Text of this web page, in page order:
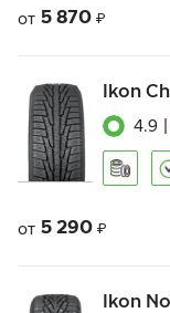
от 5 870 ₽
Ikon
4.9
от 5 290 ₽
Ikon